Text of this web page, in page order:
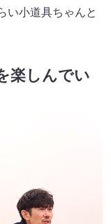
い小道具ちゃんと
楽しんでい